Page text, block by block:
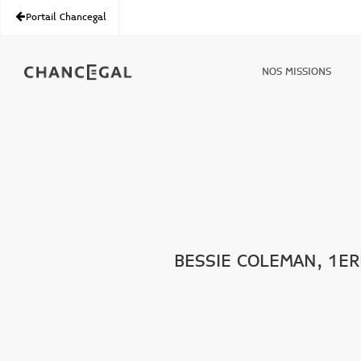
Portail Chancegal
NOS MISSIONS
BESSIE COLEMAN,